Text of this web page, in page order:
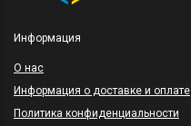
Информация
O нас
Информация о доставке и оплате
Политика конфиденциальности